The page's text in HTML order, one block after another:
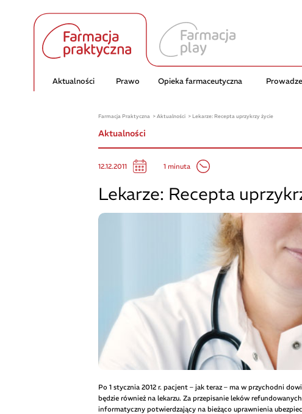
Aktualności Prawo Opieka farmaceutyczna
Farmacja Praktyczna Aktualności Lekarze: Recepta uprzykrzy życie
Aktualności
12.12.2011 1 minuta
Lekarze: Recepta
Po 1 stycznia 2012 r. pacjent – jak teraz – ma w przychodni
będzie również na lekarzu. Za przepisanie leków
informatyczny potwierdzający na bieżąco uprawnienia